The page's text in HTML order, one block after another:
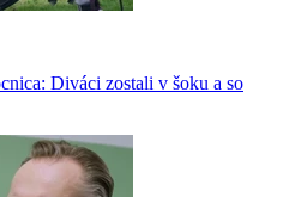
Diváci zostali v šoku a so